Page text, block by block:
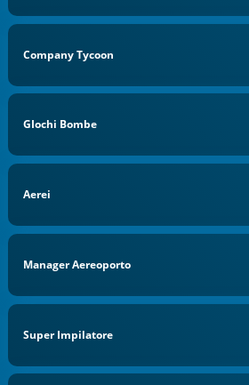
Company Tycoon
GIochi Bombe
Aerei
Manager Aereoporto
Super Impilatore